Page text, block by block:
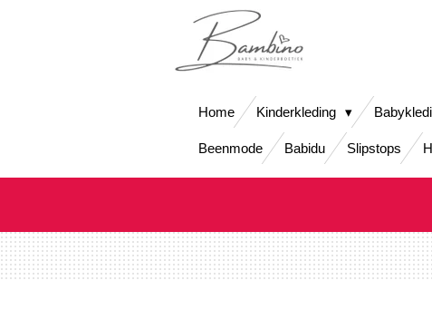
Home Kinderkleding
Beenmode Babidu Slipstops